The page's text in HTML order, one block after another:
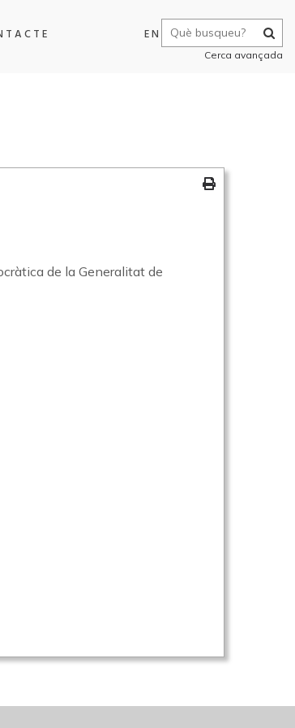
EN
Cerca avançada
de la Generalitat de